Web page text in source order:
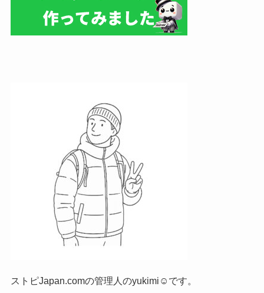
ストピJapan.comの管理人のyukimi☺です。